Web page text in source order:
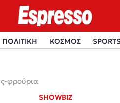
ΠΟΛΙΤΙΚΗ ΚΟΣΜΟΣ
φρούρια
SHOWBIZ